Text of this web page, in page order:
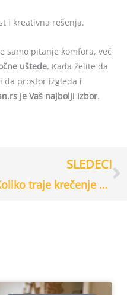
i kreativna rešenja.
samo pitanje komfora, već
uštede. Kada želite da
da prostor izgleda i
je Vaš najbolji izbor.
SLEDECI
Koliko traje krečenje stana? Realni rokovi za različite kvadrature